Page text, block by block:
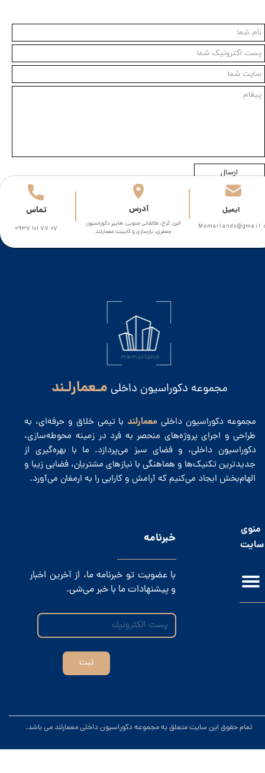
ارسال
.تمام حقوق این سایت متعلق به مجموعه دکوراسیون داخلی معمارلند می باشد
مجموعه دکوراسیون داخلی مـعمارلـند
مجموعه دکوراسیون داخلی معمارلندبا تیمی خلاق و حرفه‌ای، به
طراحی و اجرای پروژه‌های منحصر به فرد در زمینه محوطه‌سازی،
دکوراسیون داخلی، و فضای سبز می‌پردازد. ما با بهره‌گیری از
جدیدترین تکنیک‌ها و هماهنگی با نیازهای مشتریان، فضایی زیبا و
الهام‌بخش ایجاد می‌کنیم که آرامش و کارایی را به ارمغان می‌آورد.
البرز، کرج، طالقانی جنوبی، هایپر دکوراسیون
جعفری، بازسازی و کابینت معمارلند
0937 101 77 07
​آدرس ​​ایمیل تماس
منوی
سایت
​خبرنامه
با عضویت تو خبرنامه ما، از آخرین اخبار
و پیشنهادات ما با خبر می‌شی.
ثبت